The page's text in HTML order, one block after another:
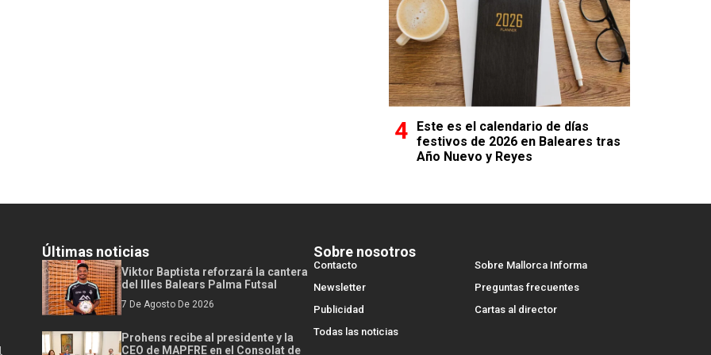
Este es el calendario de días
festivos de 2026 en Baleares tras
Año Nuevo y Reyes
Últimas noticias
Viktor Baptista reforzará la cantera
del Illes Balears Palma Futsal
7 De Agosto De 2026
Prohens recibe al presidente y la
CEO de MAPFRE en el Consolat de
Sobre nosotros
Contacto
Sobre Mallorca Informa
Newsletter
Preguntas frecuentes
Publicidad
Cartas al director
Todas las noticias